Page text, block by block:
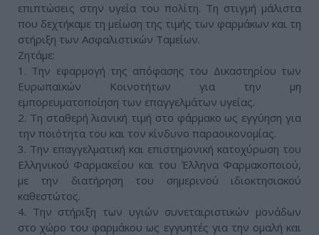
επιπτώσεις στην υγεία του πολίτη. Τη στιγμή μάλιστα
που δεχτήκαμε τη μείωση της τιμής των φαρμάκων και τη
στήριξη των Ασφαλιστικών Ταμείων.
Ζητάμε:
1. Την εφαρμογή της απόφασης του Δικαστηρίου των
Ευρωπαϊκών Κοινοτήτων για την μη
εμπορευματοποίηση των επαγγελμάτων υγείας.
2. Τη σταθερή λιανική τιμή στο φάρμακο ως εγγύηση για
την ποιότητα του και τον κίνδυνο παραοικονομίας.
3. Την επαγγελματική και επιστημονική κατοχύρωση του
Ελληνικού Φαρμακείου και του Έλληνα Φαρμακοποιού,
με την διατήρηση του σημερινού ιδιοκτησιακού
καθεστώτος.
4. Την στήριξη των υγιών συνεταιριστικών μονάδων
στο χώρο του φαρμάκου ως εγγυητές για την ομαλή και